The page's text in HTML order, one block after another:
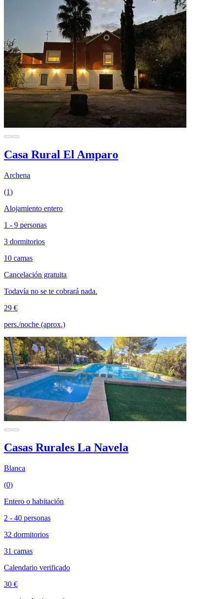
Casa Rural El Amparo
Archena
(1)
Alojamiento entero
1 - 9 personas
3 dormitorios
10 camas
Cancelación gratuita
Todavía no se te cobrará nada.
29 €
pers./noche (aprox.)
Casas Rurales La Navela
Blanca
(0)
Entero o habitación
2 - 40 personas
32 dormitorios
31 camas
Calendario verificado
30 €